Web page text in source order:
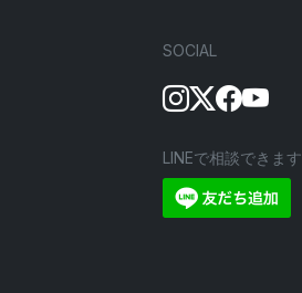
SOCIAL
LINEで相談できます